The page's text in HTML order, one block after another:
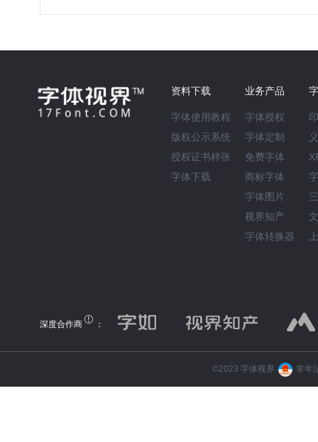
资料下载
字体使用教程
版权公示系统
授权证书样张
字体下载
业务产品
字体授权
字体定制
免费字体
商标字体
字体图片
视界知产
字体转换器
深度合作商 ：
©️2023 字体视界 常年